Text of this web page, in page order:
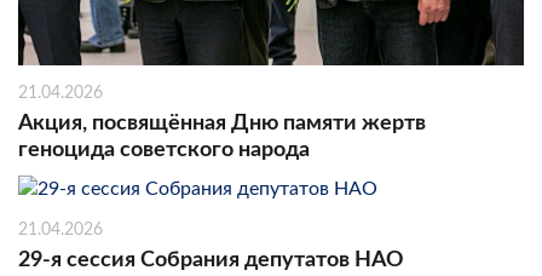
21.04.2026
Акция, посвящённая Дню памяти жертв
геноцида советского народа
21.04.2026
29-я сессия Собрания депутатов НАО